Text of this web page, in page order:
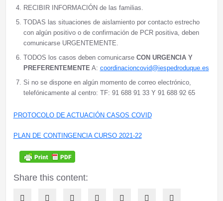
RECIBIR INFORMACIÓN de las familias.
TODAS las situaciones de aislamiento por contacto estrecho
con algún positivo o de confirmación de PCR positiva, deben
comunicarse URGENTEMENTE.
TODOS los casos deben comunicarse CON URGENCIA Y
PREFERENTEMENTEA: coordinacioncovid@iespedroduque.es
Si no se dispone en algún momento de correo electrónico,
telefónicamente al centro: TF: 91 688 91 33 Y 91 688 92 65
PROTOCOLO DE ACTUACIÓN CASOS COVID
PLAN DE CONTINGENCIA CURSO 2021-22
Share this content: